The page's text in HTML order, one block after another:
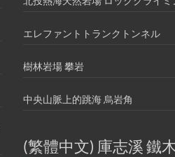
エレファントトランクトンネル
樹林岩場 攀岩
中央山脈上的跳海 烏岩角
(繁體中文) 庫志溪 鐵